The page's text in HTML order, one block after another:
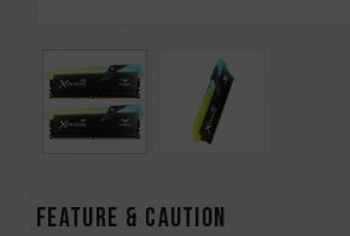
FEATURE & CAUTION